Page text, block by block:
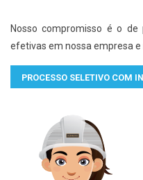
Nosso compromisso é o de
efetivas em nossa empresa e
PROCESSO SELETIVO COM